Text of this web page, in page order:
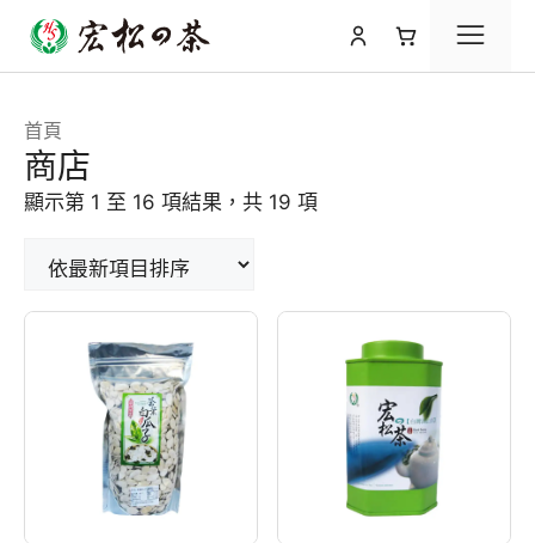
主
首頁
商店
顯示第 1 至 16 項結果，共 19 項依